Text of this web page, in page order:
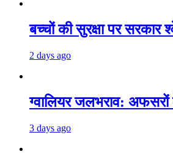
बच्चों की सुरक्षा पर सरकार
2 days ago
ग्वालियर जलभराव:
3 days ago